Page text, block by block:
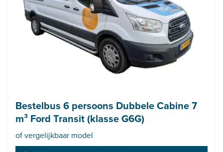
Bestelbus 6 persoons Dubbele Cabine 7
m³ Ford Transit (klasse G6G)
of vergelijkbaar model